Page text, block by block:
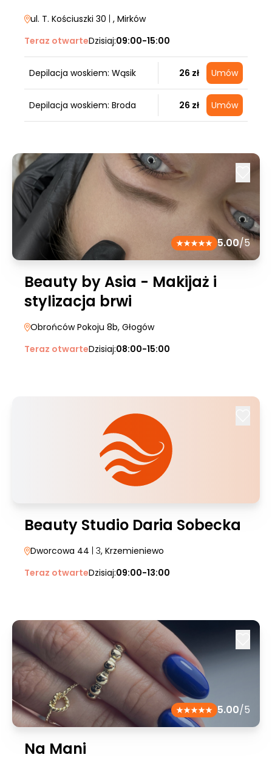
ul. T. Kościuszki 30 , Mirków
Teraz otwarteDzisiaj:09:00-15:00
Depilacja woskiem: Wąsik 26 zł Umów
Depilacja woskiem: Broda 26 zł Umów
5.00/5
Beauty by Asia - Makijaż i
stylizacja brwi
Obrońców Pokoju 8b, Głogów
Teraz otwarteDzisiaj:08:00-15:00
Beauty Studio Daria Sobecka
Dworcowa 44 | 3, Krzemieniewo
Teraz otwarteDzisiaj:09:00-13:00
5.00/5
Na Mani